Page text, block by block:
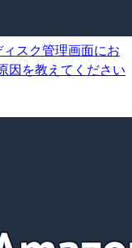
スク管理画面にお
因を教えてください